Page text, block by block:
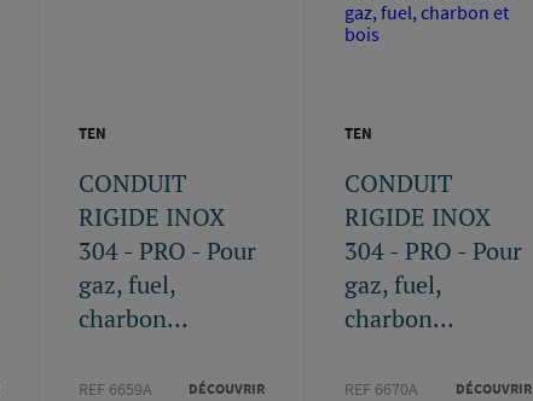
TEN
CONDUIT
RIGIDE INOX
304 - PRO - Pour
gaz, fuel,
charbon...
REF 6659A DÉCOUVRIR
TEN
CONDUIT
RIGIDE INOX
304 - PRO - Pour
gaz, fuel,
charbon...
REF 6670A DÉCOUVRIR